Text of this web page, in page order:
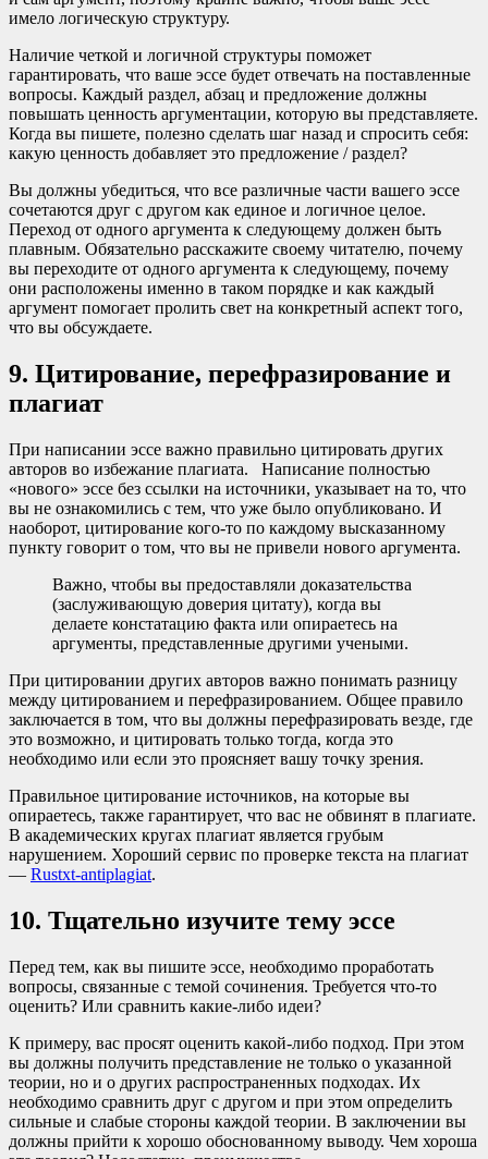
имело логическую структуру.
Наличие четкой и логичной структуры поможет
гарантировать, что ваше эссе будет отвечать на поставленные
вопросы. Каждый раздел, абзац и предложение должны
повышать ценность аргументации, которую вы представляете.
Когда вы пишете, полезно сделать шаг назад и спросить себя:
какую ценность добавляет это предложение / раздел?
Вы должны убедиться, что все различные части вашего эссе
сочетаются друг с другом как единое и логичное целое.
Переход от одного аргумента к следующему должен быть
плавным. Обязательно расскажите своему читателю, почему
вы переходите от одного аргумента к следующему, почему
они расположены именно в таком порядке и как каждый
аргумент помогает пролить свет на конкретный аспект того,
что вы обсуждаете.
9. Цитирование, перефразирование и
плагиат
При написании эссе важно правильно цитировать других
авторов во избежание плагиата. Написание полностью
«нового» эссе без ссылки на источники, указывает на то, что
вы не ознакомились с тем, что уже было опубликовано. И
наоборот, цитирование кого-то по каждому высказанному
пункту говорит о том, что вы не привели нового аргумента.
Важно, чтобы вы предоставляли доказательства
(заслуживающую доверия цитату), когда вы
делаете констатацию факта или опираетесь на
аргументы, представленные другими учеными.
При цитировании других авторов важно понимать разницу
между цитированием и перефразированием. Общее правило
заключается в том, что вы должны перефразировать везде, где
это возможно, и цитировать только тогда, когда это
необходимо или если это проясняет вашу точку зрения.
Правильное цитирование источников, на которые вы
опираетесь, также гарантирует, что вас не обвинят в плагиате.
В академических кругах плагиат является грубым
нарушением. Хороший сервис по проверке текста на плагиат
— Rustxt-antiplagiat.
10. Тщательно изучите тему эссе
Перед тем, как вы пишите эссе, необходимо проработать
вопросы, связанные с темой сочинения. Требуется что-то
оценить? Или сравнить какие-либо идеи?
К примеру, вас просят оценить какой-либо подход. При этом
вы должны получить представление не только о указанной
теории, но и о других распространенных подходах. Их
необходимо сравнить друг с другом и при этом определить
сильные и слабые стороны каждой теории. В заключении вы
должны прийти к хорошо обоснованному выводу. Чем хороша